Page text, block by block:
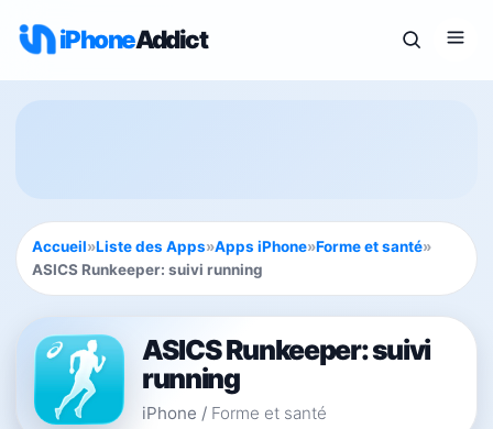
iPhoneAddict
Accueil»Liste des Apps»Apps iPhone»Forme et santé»
ASICS Runkeeper: suivi running
ASICS Runkeeper: suivi
running
iPhone / Forme et santé